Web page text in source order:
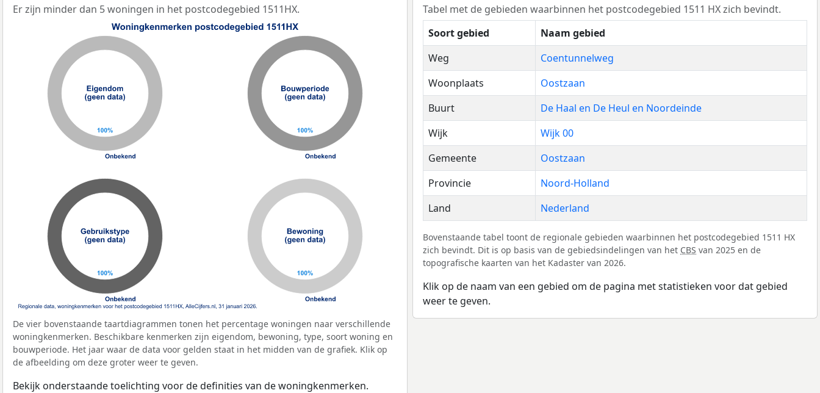
Er zijn minder dan 5 woningen in het postcodegebied 1511HX.
De vier bovenstaande taartdiagrammen tonen het percentage woningen naar verschillende
woningkenmerken. Beschikbare kenmerken zijn eigendom, bewoning, type, soort woning en
bouwperiode. Het jaar waar de data voor gelden staat in het midden van de grafiek. Klik op
de afbeelding om deze groter weer te geven.
Bekijk onderstaande toelichting voor de definities van de woningkenmerken.
Tabel met de gebieden waarbinnen het postcodegebied 1511 HX zich bevindt.
Soort gebied
Naam gebied
Weg
Coentunnelweg
Woonplaats
Oostzaan
Buurt
De Haal en De Heul en Noordeinde
Wijk
Wijk 00
Gemeente
Oostzaan
Provincie
Noord-Holland
Land
Nederland
Bovenstaande tabel toont de regionale gebieden waarbinnen het postcodegebied 1511 HX
zich bevindt. Dit is op basis van de gebiedsindelingen van het CBS van 2025 en de
topografische kaarten van het Kadaster van 2026.
Klik op de naam van een gebied om de pagina met statistieken voor dat gebied
weer te geven.